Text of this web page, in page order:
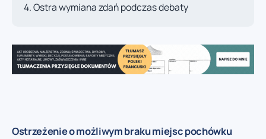
Ostra wymiana zdań podczas debaty
Ostrzeżenie o możliwym braku miejsc pochówku